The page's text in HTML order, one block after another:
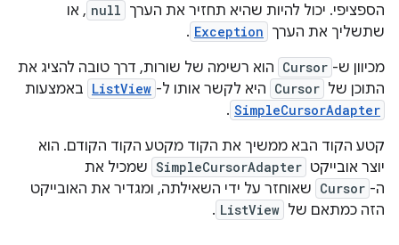
הספציפי. יכול להיות שהיא תחזיר את הערך null , או
שתשליך את הערך Exception
.
מכיוון ש- Cursor הוא רשימה של שורות, דרך טובה להציג את
התוכן של Cursor היא לקשר אותו ל- ListView באמצעות
SimpleCursorAdapter
.
קטע הקוד הבא ממשיך את הקוד מקטע הקוד הקודם. הוא
יוצר אובייקט SimpleCursorAdapter שמכיל את
ה- Cursor שאוחזר על ידי השאילתה, ומגדיר את האובייקט
הזה כמתאם של ListView
.